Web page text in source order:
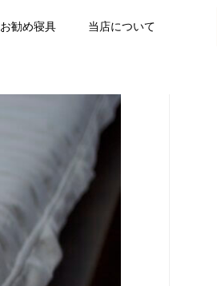
お勧め寝具 当店について